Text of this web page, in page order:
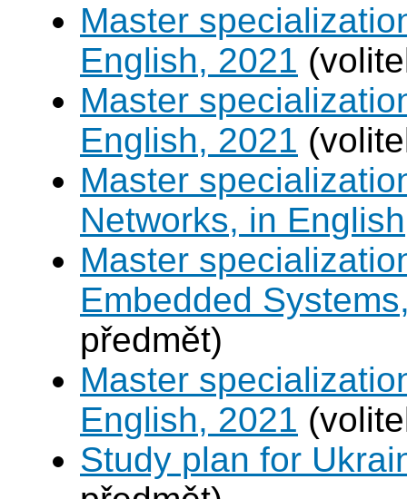
Master
English, 2021
Master
English, 2021
Master
Networks, in
Master
Embedded
předmět)
Master
English, 2021
Study plan for